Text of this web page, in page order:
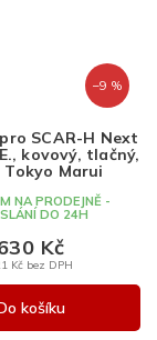
–9 %
SCAR-H Next
kovový, tlačný,
Tokyo Marui
NA PRODEJNĚ -
DO 24H
Kč bez DPH
Kč
košíku